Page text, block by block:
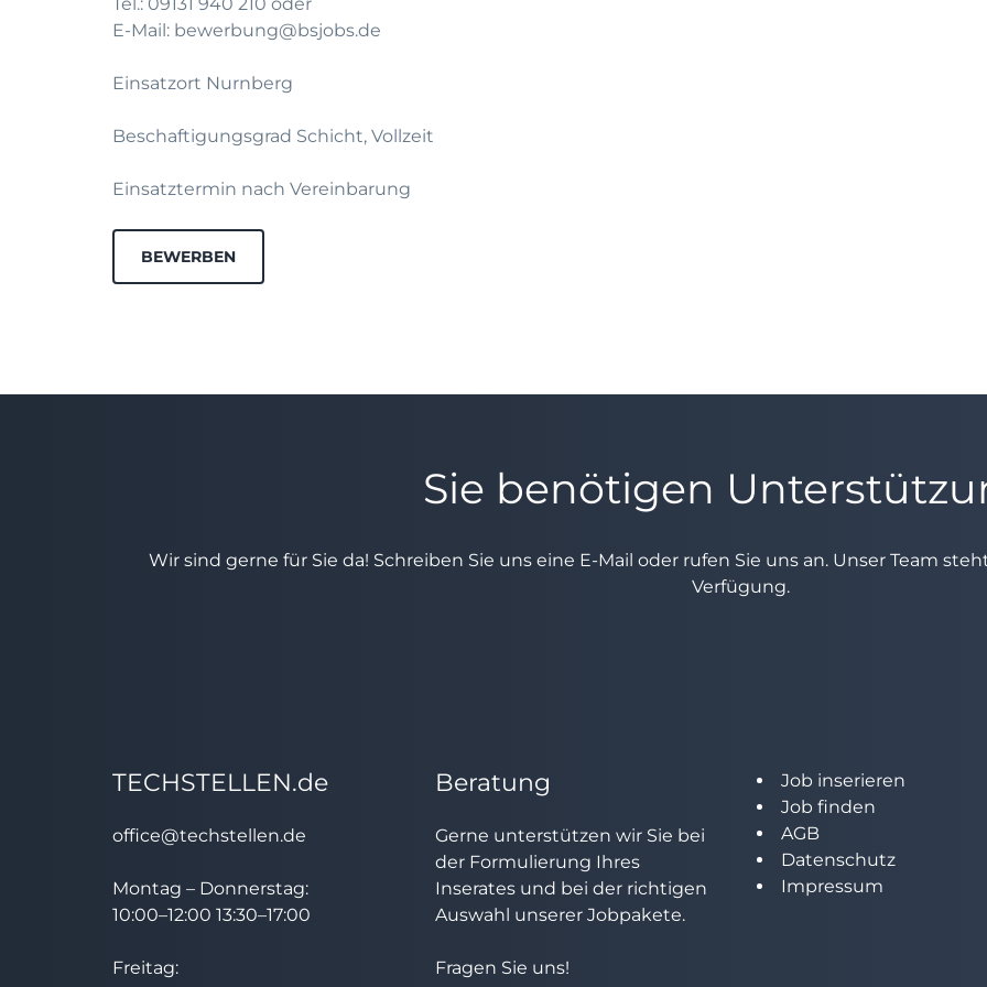
E-Mail: bewerbung@bsjobs.de
Einsatzort Nurnberg
Beschaftigungsgrad Schicht, Vollzeit
Einsatztermin nach Vereinbarung
BEWERBEN
Sie benötigen
Wir sind gerne für Sie da! Schreiben Sie uns eine E-Mail oder rufen Sie uns an. Unser Team
Verfügung.
TECHSTELLEN.de
office@techstellen.de
Montag – Donnerstag:
10:00–12:00 13:30–17:00
Freitag:
Beratung
Gerne unterstützen wir Sie bei
der Formulierung Ihres
Inserates und bei der richtigen
Auswahl unserer Jobpakete.
Fragen Sie uns!
Job inserieren
Job finden
AGB
Datenschutz
Impressum